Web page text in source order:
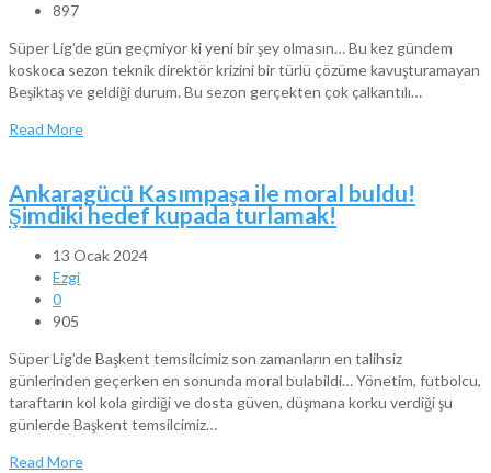
897
Süper Lig’de gün geçmiyor ki yeni bir şey olmasın… Bu kez gündem
koskoca sezon teknik direktör krizini bir türlü çözüme kavuşturamayan
Beşiktaş ve geldiği durum. Bu sezon gerçekten çok çalkantılı…
Read More
Ankaragücü Kasımpaşa ile moral buldu!
Şimdiki hedef kupada turlamak!
13 Ocak 2024
Ezgi
0
905
Süper Lig’de Başkent temsilcimiz son zamanların en talihsiz
günlerinden geçerken en sonunda moral bulabildi… Yönetim, futbolcu,
taraftarın kol kola girdiği ve dosta güven, düşmana korku verdiği şu
günlerde Başkent temsilcimiz…
Read More